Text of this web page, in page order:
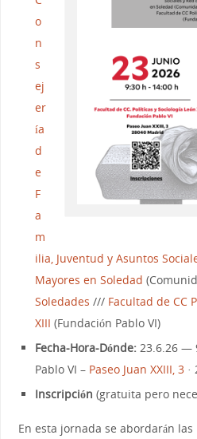
o
n
s
ej
er
ía
d
e
F
a
m
ilia, Juventud y Asuntos
Mayores en Soledad
Soledades /// Facultad de CC
XIII (Fundación Pablo VI)
Fecha-Hora-Dónde: 23.6.26 —
Pablo VI – Paseo Juan XXIII, 3
Inscripción (gratuita pero
En esta jornada se abordarán